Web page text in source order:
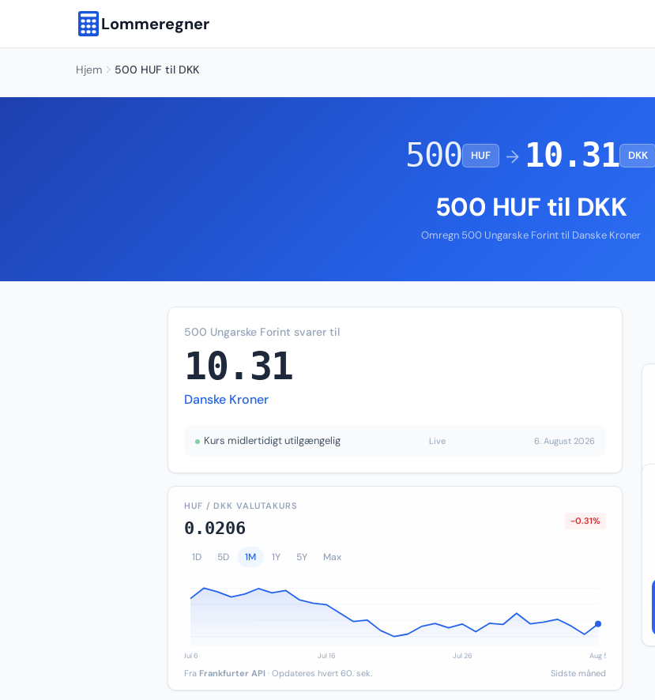
Lommeregner
Hjem 500 HUF til DKK
500 HUF → 10.31 DKK
500 HUF til DKK
Omregn 500 Ungarske Forint til Danske Kroner
500 Ungarske Forint svarer til
10.31
Danske Kroner
Kurs midlertidigt utilgængelig Live 6. August 2026
HUF / DKK VALUTAKURS
0.0206 -0.31%
1D 5D 1M 1Y 5Y Max
Fra Frankfurter API · Opdateres hvert 60. sek. Sidste måned